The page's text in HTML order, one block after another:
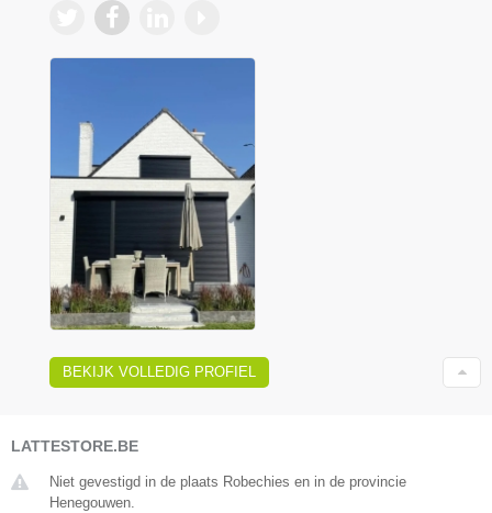
BEKIJK VOLLEDIG PROFIEL
LATTESTORE.BE
Niet gevestigd in de plaats Robechies en in de provincie
Henegouwen.